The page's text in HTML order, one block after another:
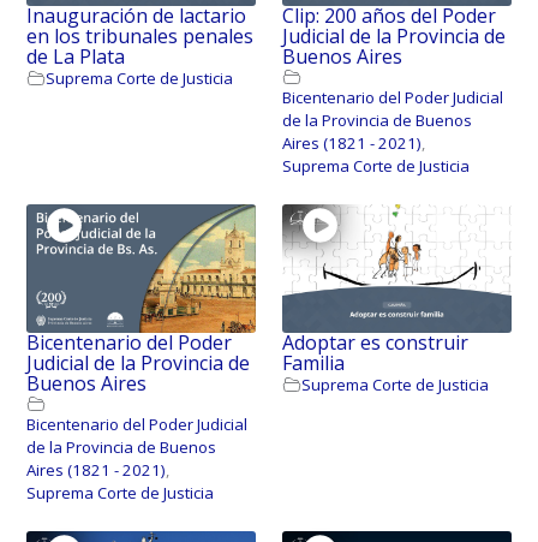
Inauguración de lactario
en los tribunales penales
de La Plata
Suprema Corte de Justicia
Clip: 200 años del Poder
Judicial de la Provincia de
Buenos Aires
Bicentenario del Poder Judicial
de la Provincia de Buenos
Aires (1821 - 2021),
Suprema Corte de Justicia
Bicentenario del Poder
Judicial de la Provincia de
Buenos Aires
Bicentenario del Poder Judicial
de la Provincia de Buenos
Aires (1821 - 2021),
Suprema Corte de Justicia
Adoptar es construir
Familia
Suprema Corte de Justicia